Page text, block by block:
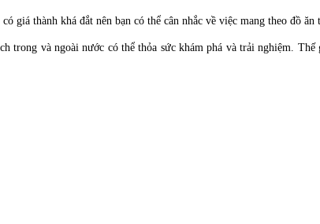
thành khá đắt nên bạn có thể cân nhắc về việc mang theo đồ ăn
trong và ngoài nước có thể thỏa sức khám phá và trải nghiệm.